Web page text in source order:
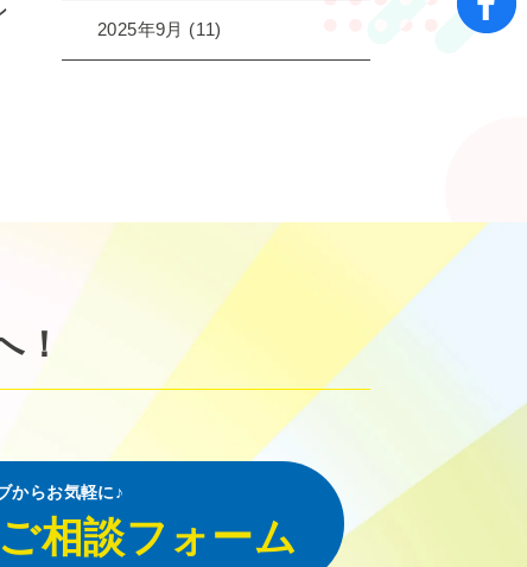
2025年9月 (11)
！
からお気軽に♪
相談フォーム